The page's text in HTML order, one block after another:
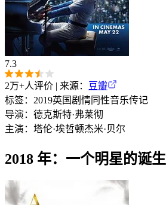
7.3
2万+人评价 | 来源：
豆瓣
标签： 2019英国 剧情同性音乐传记
导演： 德克斯特·弗莱彻
主演： 塔伦·埃哲顿杰米·贝尔
2018 年：一个明星的诞生